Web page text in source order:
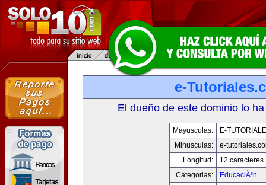
e-
El dueño de este dominio lo
Mayusculas:
E-
Minusculas:
e-
Longitud:
12 caracteres
Categorias:
EducaciÃ³n